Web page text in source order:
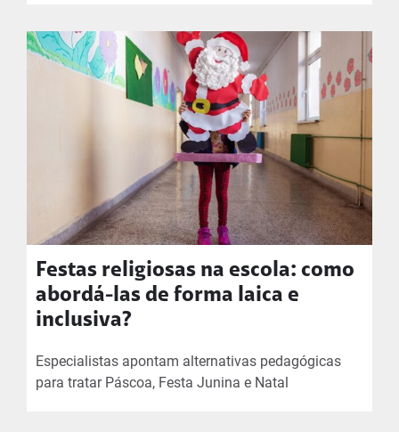
Festas religiosas na escola: como
abordá-las de forma laica e
inclusiva?
Especialistas apontam alternativas pedagógicas
para tratar Páscoa, Festa Junina e Natal